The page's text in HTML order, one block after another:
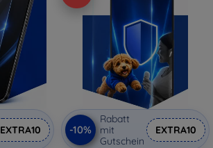
EXTRA10 -10%
Rabatt
mit
Gutschein
EXTRA10